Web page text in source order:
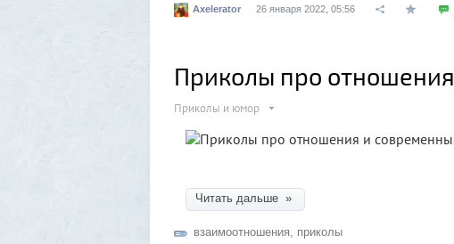
Axelerator 26 января 2022, 05:56
Приколы про
Приколы и юмор
Читать дальше »
взаимоотношения, приколы